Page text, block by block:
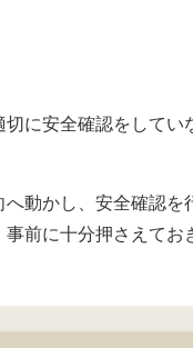
に安全確認をしてい
動かし、安全確認を
前に十分押さえてお